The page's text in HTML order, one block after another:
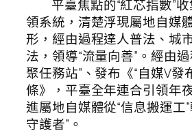
平臺焦點的“紅芯指數”
領系統，清楚浮現屬地自媒
形，經由過程達人普法、城
法，領導“流量向善”。經由
聚任務站”、發布《“自媒V發
條》，平臺全年連合引領年
進屬地自媒體從“信息搬運工
守護者”。